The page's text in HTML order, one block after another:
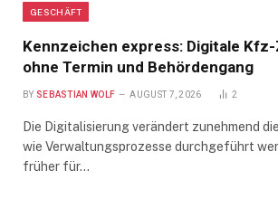
GESCHÄFT
Kennzeichen express: Digitale
ohne Termin und Behördengang
BY SEBASTIAN WOLF AUGUST 7, 2026 2
Die Digitalisierung verändert zunehmend
wie Verwaltungsprozesse durchgeführt
früher für…